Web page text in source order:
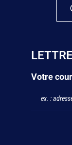
LETTRE
Votre